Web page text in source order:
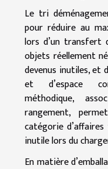
Le tri
pour réduire au
lors d’un transfert
objets réellement
devenus inutiles, et
et d’espace
méthodique,
rangement,
catégorie
inutile lors du
En matière